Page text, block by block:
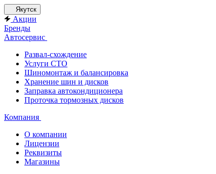
Якутск
Акции
Бренды
Автосервис
Развал-схождение
Услуги СТО
Шиномонтаж и балансировка
Хранение шин и дисков
Заправка автокондиционера
Проточка тормозных дисков
Компания
О компании
Лицензии
Реквизиты
Магазины